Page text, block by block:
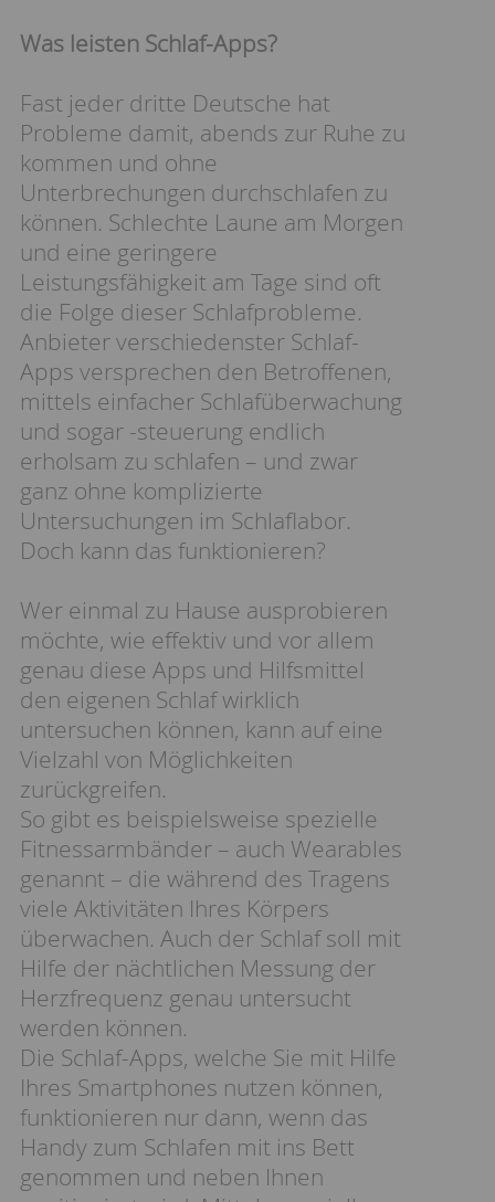
Was leisten Schlaf-Apps?
Fast jeder dritte Deutsche hat
Probleme damit, abends zur Ruhe zu
kommen und ohne
Unterbrechungen durchschlafen zu
können. Schlechte Laune am Morgen
und eine geringere
Leistungsfähigkeit am Tage sind oft
die Folge dieser Schlafprobleme.
Anbieter verschiedenster Schlaf-
Apps versprechen den Betroffenen,
mittels einfacher Schlafüberwachung
und sogar -steuerung endlich
erholsam zu schlafen – und zwar
ganz ohne komplizierte
Untersuchungen im Schlaflabor.
Doch kann das funktionieren?
Wer einmal zu Hause ausprobieren
möchte, wie effektiv und vor allem
genau diese Apps und Hilfsmittel
den eigenen Schlaf wirklich
untersuchen können, kann auf eine
Vielzahl von Möglichkeiten
zurückgreifen.
So gibt es beispielsweise spezielle
Fitnessarmbänder – auch Wearables
genannt – die während des Tragens
viele Aktivitäten Ihres Körpers
überwachen. Auch der Schlaf soll mit
Hilfe der nächtlichen Messung der
Herzfrequenz genau untersucht
werden können.
Die Schlaf-Apps, welche Sie mit Hilfe
Ihres Smartphones nutzen können,
funktionieren nur dann, wenn das
Handy zum Schlafen mit ins Bett
genommen und neben Ihnen